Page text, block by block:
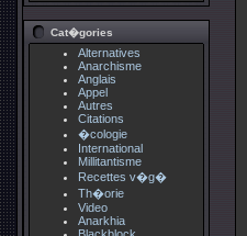
Cat�gories
Alternatives
Anarchisme
Anglais
Appel
Autres
Citations
�cologie
International
Millitantisme
Recettes v�g�
Th�orie
Video
Anarkhia